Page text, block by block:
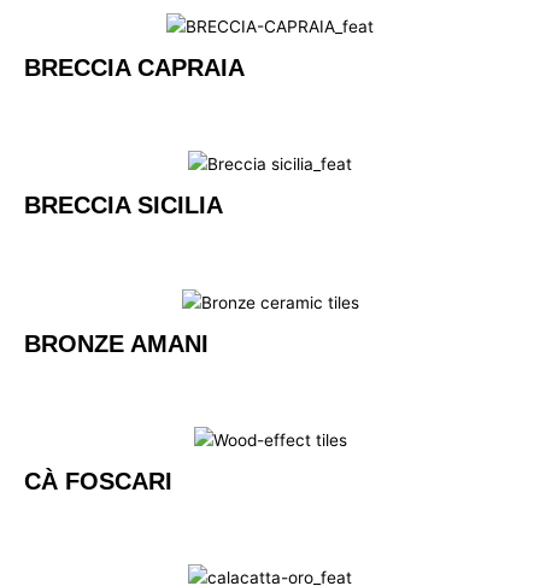
BRECCIA CAPRAIA
BRECCIA SICILIA
BRONZE AMANI
CÀ FOSCARI